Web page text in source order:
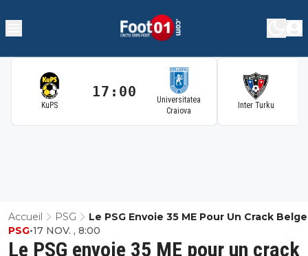
KuPS
17:00
Universitatea
Craiova
Inter Turku
Accueil PSG Le PSG Envoie 35 ME Pour Un Crack Belge
Le PSG envoie 35 ME pour un crack
PSG•17 NOV. , 8:00